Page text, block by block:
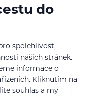
do
spolehlivost,
našich stránek.
informace o
Kliknutím na
souhlas a my